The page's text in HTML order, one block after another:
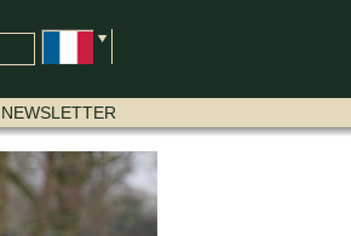
NEWSLETTER